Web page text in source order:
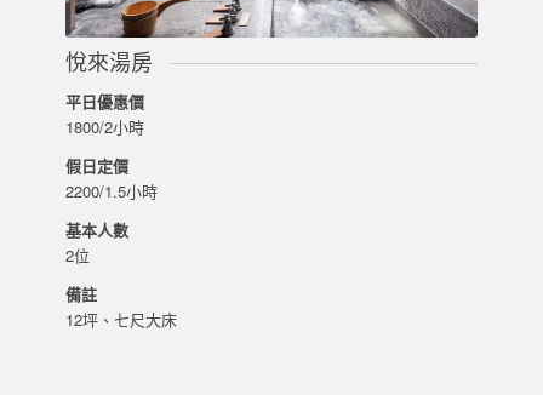
悅來湯房
平日優惠價
1800/2小時
假日定價
2200/1.5小時
基本人數
2位
備註
12坪、七尺大床